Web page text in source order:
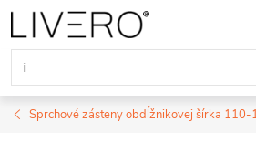
Prejsť
na
obsah
Sprchové zásteny obdĺžnikovej šírka 110-